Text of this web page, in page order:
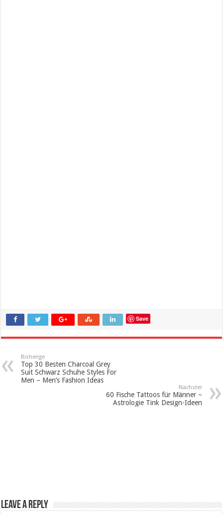
Save
Bisherige
Top 30 Besten Charcoal Grey
Suit Schwarz Schuhe Styles For
Men – Men’s Fashion Ideas
Nächster
60 Fische Tattoos für Männer –
Astrologie Tink Design-Ideen
Leave a Reply